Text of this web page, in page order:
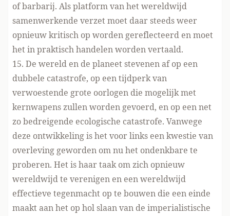
of barbarij. Als platform van het wereldwijd
samenwerkende verzet moet daar steeds weer
opnieuw kritisch op worden gereflecteerd en moet
het in praktisch handelen worden vertaald.
15. De wereld en de planeet stevenen af op een
dubbele catastrofe, op een tijdperk van
verwoestende grote oorlogen die mogelijk met
kernwapens zullen worden gevoerd, en op een net
zo bedreigende ecologische catastrofe. Vanwege
deze ontwikkeling is het voor links een kwestie van
overleving geworden om nu het ondenkbare te
proberen. Het is haar taak om zich opnieuw
wereldwijd te verenigen en een wereldwijd
effectieve tegenmacht op te bouwen die een einde
maakt aan het op hol slaan van de imperialistische